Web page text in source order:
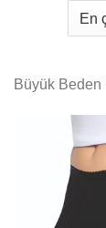
Büyük Beden